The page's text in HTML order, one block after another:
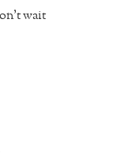
wait